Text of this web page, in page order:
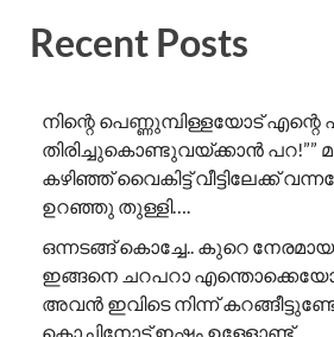
Recent Posts
നിന്റെ പെണ്ണുമ്പിള്ളയോട്
തിരിച്ചുകൊണ്ടുവയ്ക്കാൻ പറ!””
കഴിഞ്ഞ് വൈകിട്ട് വീട്ടിലേക്ക്
ഉറഞ്ഞു തുള്ളി….
ഒന്നടങ്ങ് കൊച്ചേ.. കുറെ
ഇങ്ങനെ ചറപറാ
അവൻ ഇവിടെ നിന്ന്
കൊച്ചിനോട് ഇഷ്ടം ഉള്ളോണ്ട്….